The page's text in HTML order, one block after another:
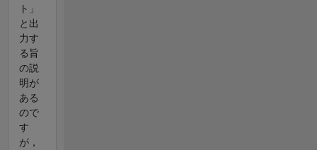
ト」
と出
力す
る旨
の説
明が
ある
ので
す
が，